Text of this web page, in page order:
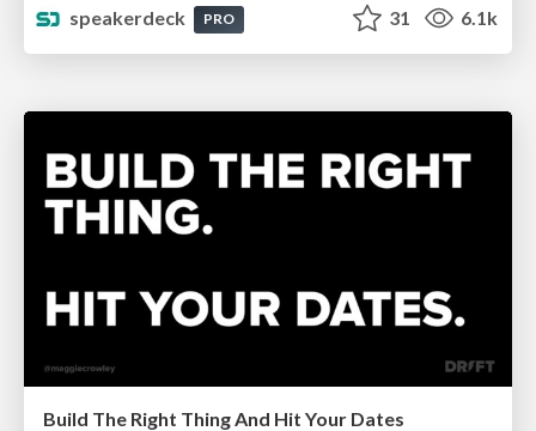
speakerdeck
PRO 31 6.1k
Build The Right Thing And Hit Your Dates